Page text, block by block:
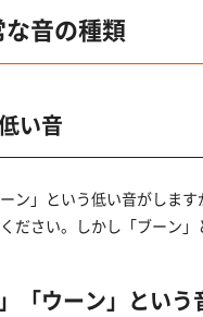
音の種類
い音
ン」という低い音がしま
ださい。しかし「ブーン
「ウーン」という